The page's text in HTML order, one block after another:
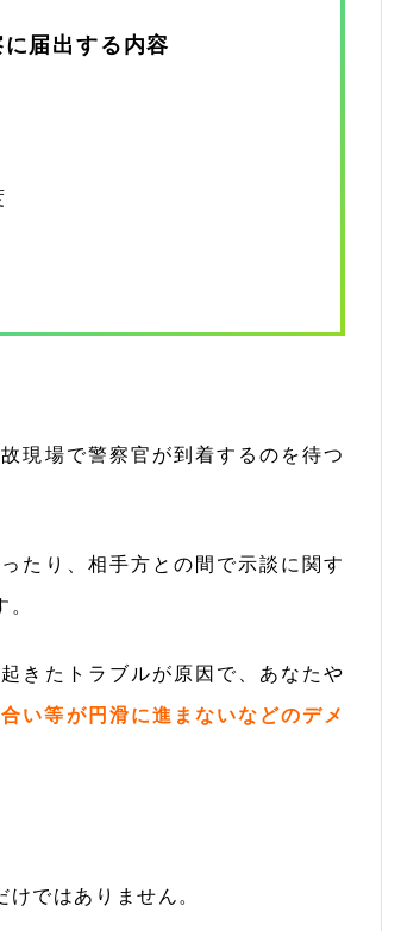
届出する内容
現場で警察官が到着するのを待つ
たり、相手方との間で示談に関す
きたトラブルが原因で、あなたや
い等が円滑に進まないなどのデメ
ではありません。